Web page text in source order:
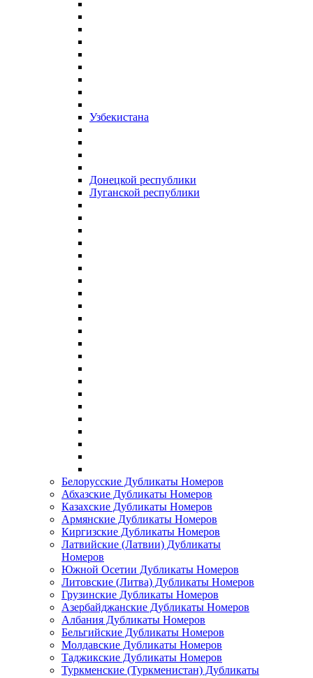
Узбекистана
Донецкой республики
Луганской республики
Белорусские Дубликаты Номеров
Абхазские Дубликаты Номеров
Казахские Дубликаты Номеров
Армянские Дубликаты Номеров
Киргизские Дубликаты Номеров
Латвийские (Латвии) Дубликаты
Номеров
Южной Осетии Дубликаты Номеров
Литовские (Литва) Дубликаты Номеров
Грузинские Дубликаты Номеров
Азербайджанские Дубликаты Номеров
Албания Дубликаты Номеров
Бельгийские Дубликаты Номеров
Молдавские Дубликаты Номеров
Таджикские Дубликаты Номеров
Туркменские (Туркменистан) Дубликаты